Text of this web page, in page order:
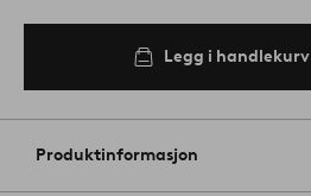
Legg i handlekurv
Produktinformasjon